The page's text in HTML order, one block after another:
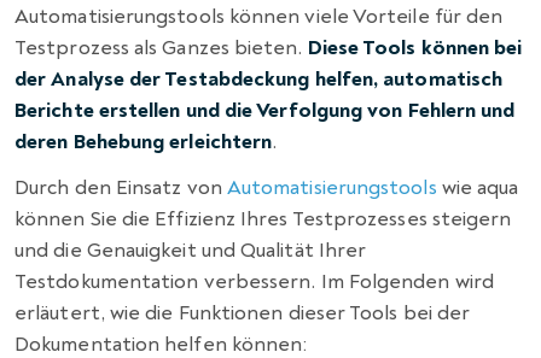
Automatisierungstools können viele Vorteile für den
Testprozess als Ganzes bieten. Diese Tools können bei
der Analyse der Testabdeckung helfen, automatisch
Berichte erstellen und die Verfolgung von Fehlern und
deren Behebung erleichtern.
Durch den Einsatz von Automatisierungstools wie aqua
können Sie die Effizienz Ihres Testprozesses steigern
und die Genauigkeit und Qualität Ihrer
Testdokumentation verbessern. Im Folgenden wird
erläutert, wie die Funktionen dieser Tools bei der
Dokumentation helfen können: